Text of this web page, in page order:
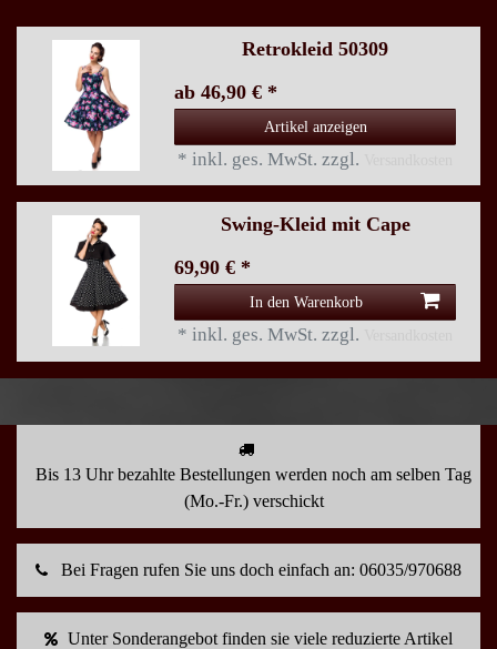
Retrokleid 50309
ab 46,90 € *
Artikel anzeigen
* inkl. ges. MwSt. zzgl.
Swing-Kleid mit Cape
69,90 € *
In den Warenkorb
* inkl. ges. MwSt. zzgl.
Bis 13 Uhr bezahlte Bestellungen werden noch am selben Tag
(Mo.-Fr.) verschickt
Bei Fragen rufen Sie uns doch einfach an: 06035/970688
Unter Sonderangebot finden sie viele reduzierte Artikel